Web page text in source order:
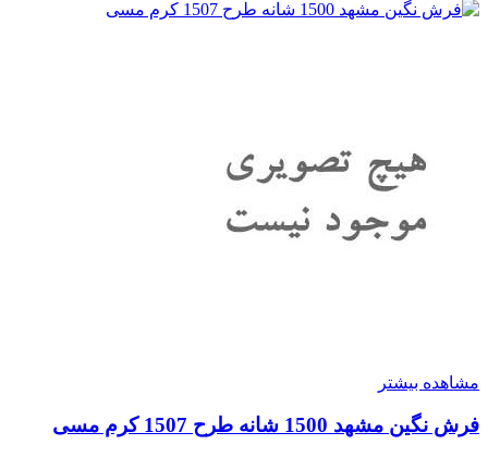
مشاهده بیشتر
فرش نگین مشهد 1500 شانه طرح 1507 کرم مسی